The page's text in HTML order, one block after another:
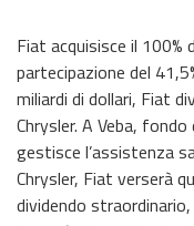
Fiat acquisisce il 100%
partecipazione del
miliardi di dollari, Fiat
Chrysler. A Veba,
gestisce l’assistenza
Chrysler, Fiat verserà
dividendo